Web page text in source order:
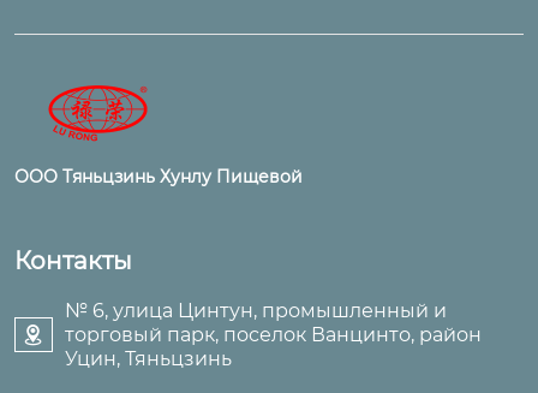
ООО Тяньцзинь Хунлу Пищевой
Контакты

№ 6, улица Цинтун, промышленный и
торговый парк, поселок Ванцинто, район
Уцин, Тяньцзинь